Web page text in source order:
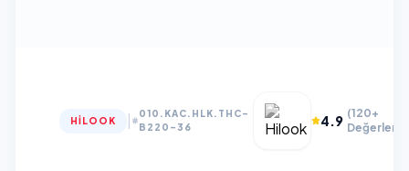
HILOOK
010.KAC.HLK.THC-
B220-36
4.9 (120+